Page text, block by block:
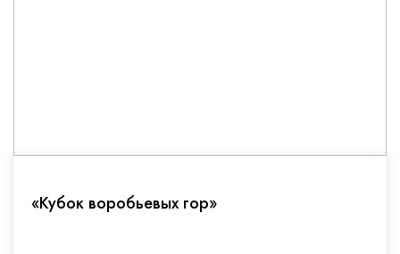
«Кубок воробьевых гор»